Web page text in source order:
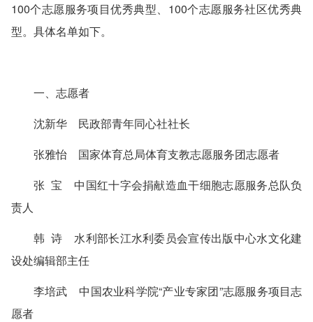
100个志愿服务项目优秀典型、100个志愿服务社区优秀典
型。具体名单如下。
一、志愿者
沈新华 民政部青年同心社社长
张雅怡 国家体育总局体育支教志愿服务团志愿者
张 宝 中国红十字会捐献造血干细胞志愿服务总队负
责人
韩 诗 水利部长江水利委员会宣传出版中心水文化建
设处编辑部主任
李培武 中国农业科学院“产业专家团”志愿服务项目志
愿者